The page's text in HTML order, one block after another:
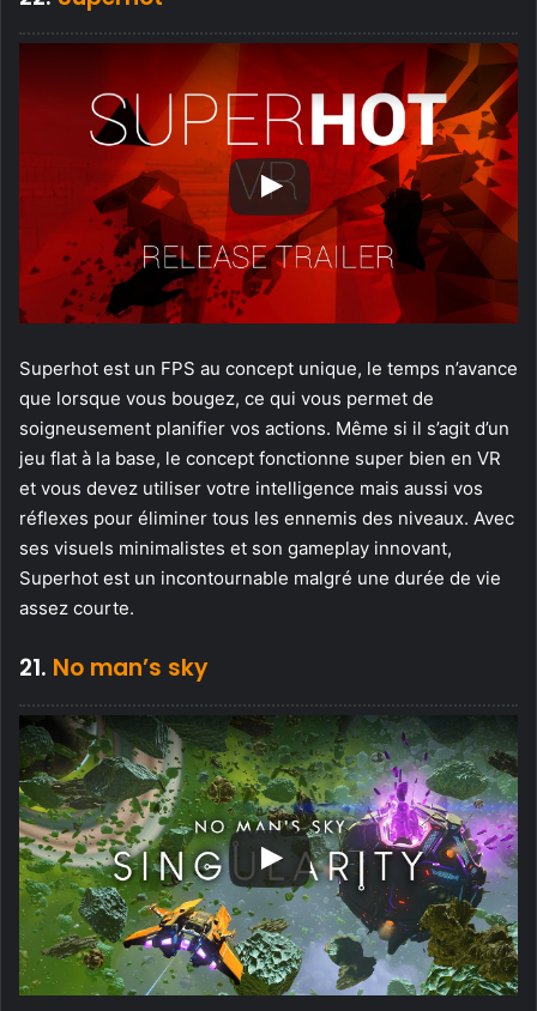
Superhot est un FPS au concept unique, le temps n’avance
que lorsque vous bougez, ce qui vous permet de
soigneusement planifier vos actions. Même si il s’agit d’un
jeu flat à la base, le concept fonctionne super bien en VR
et vous devez utiliser votre intelligence mais aussi vos
réflexes pour éliminer tous les ennemis des niveaux. Avec
ses visuels minimalistes et son gameplay innovant,
Superhot est un incontournable malgré une durée de vie
assez courte.
21. No man’s sky